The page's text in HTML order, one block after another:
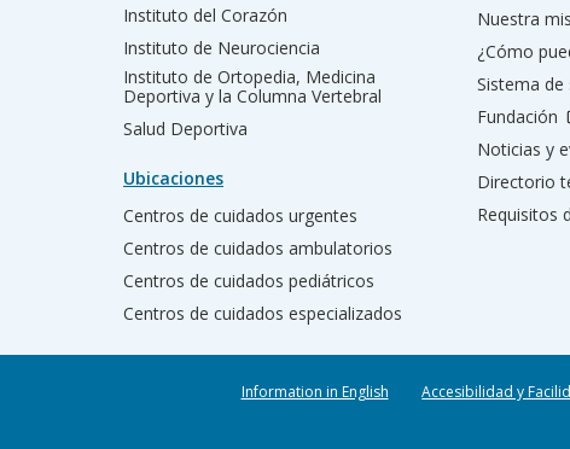
Instituto del Corazón
Instituto de Neurociencia
Instituto de Ortopedia, Medicina
Deportiva y la Columna Vertebral
Salud Deportiva
Ubicaciones
Centros de cuidados urgentes
Centros de cuidados ambulatorios
Centros de cuidados pediátricos
Centros de cuidados especializados
Nuestra
¿Cómo
Sistema de
Fundación
Noticias y
Directorio
Requisitos
Information in English Accesibilidad y